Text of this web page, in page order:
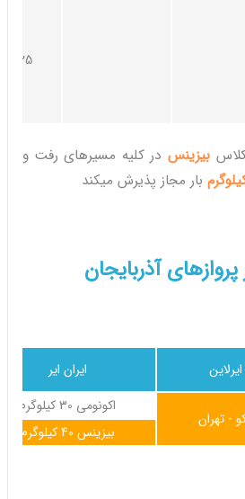
25کیلوگرم
بیزینس در کلیه مسیرهای رفت و
بار مجاز پذیرش میکند
آذربایجان
ایران ایر
اکونومی 30 کیلوگرم
- تهران
بیزینس 40 کیلوگرم